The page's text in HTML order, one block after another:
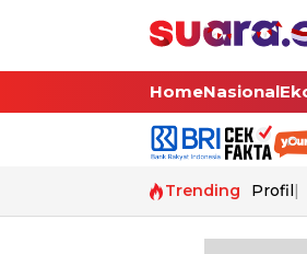
HomeNasional
Trending Profil